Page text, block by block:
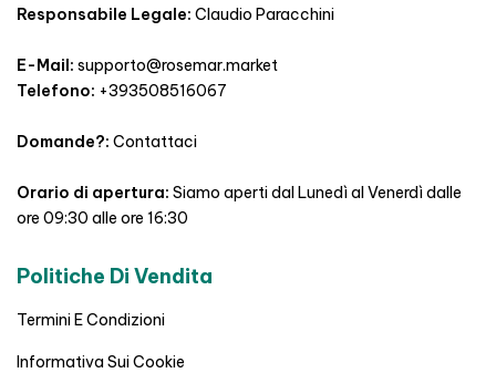
Responsabile Legale: Claudio Paracchini
E-Mail: supporto@rosemar.market
Telefono: +393508516067
Domande?: Contattaci
Orario di apertura: Siamo aperti dal Lunedì al Venerdì dalle
ore 09:30 alle ore 16:30
Politiche Di Vendita
Termini E Condizioni
Informativa Sui Cookie